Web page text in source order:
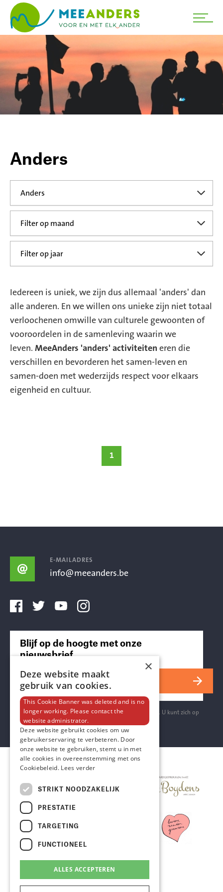
Anders
Iedereen is uniek, we zijn dus allemaal 'anders' dan
alle anderen. En we willen ons unieke zijn niet totaal
verloochenen omwille van culturele gewoonten of
vooroordelen in de samenleving waarin we
leven. MeeAnders 'anders' activiteiten eren die
verschillen en bevorderen het samen-leven en
samen-doen met wederzijds respect voor elkaars
eigenheid en cultuur.
1
E-MAILADRES
info@meeanders.be
Blijf op de hoogte met onze
nieuwsbrief
Inschrijven
Aanmelden voor onze nieuwsbrief is gratis en vrijblijvend. U kunt zich op
ieder moment weer afmelden.
×
Deze website maakt
gebruik van cookies.
This Cookie Banner was deleted and is no
longer working. Please contact the
website administrator.
Deze website gebruikt cookies om uw
gebruikerservaring te verbeteren. Door
onze website te gebruiken, stemt u in met
alle cookies in overeenstemming met ons
Cookiebeleid. Lees verder
STRIKT NOODZAKELIJK
PRESTATIE
TARGETING
FUNCTIONEEL
ALLES ACCEPTEREN